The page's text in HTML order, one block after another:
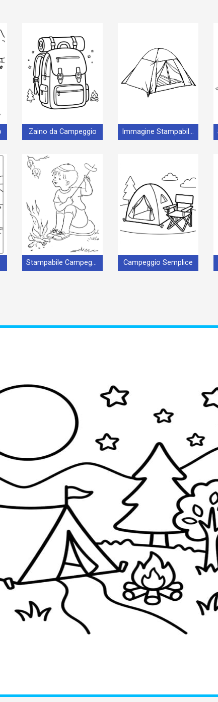
Zaino da Campeggio Immagine Stampabile Campeggio
Stampabile Campeggio Omaggio Campeggio Semplice